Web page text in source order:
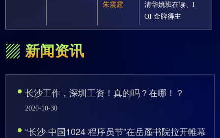
朱震霆
清华姚班在读、I
OI 金牌得主
新闻资讯
长沙工作，深圳工资！真的吗？在哪！？
2020-10-30
“长沙·中国1024 程序员节”在岳麓书院拉开帷幕